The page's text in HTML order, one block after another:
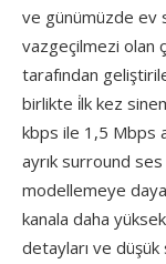
ve günümüzde ev
vazgeçilmezi olan
tarafından
birlikte i̇lk kez
kbps ile 1,5 Mbps
ayrık surround
modellemeye
kanala daha
detayları ve